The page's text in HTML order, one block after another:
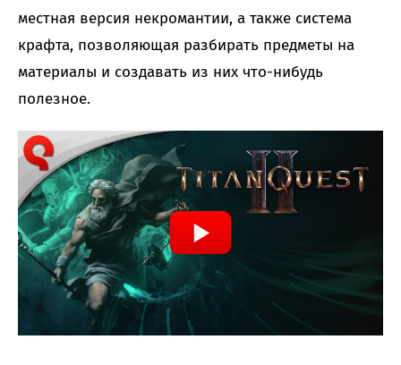
местная версия некромантии, а также система
крафта, позволяющая разбирать предметы на
материалы и создавать из них что-нибудь
полезное.